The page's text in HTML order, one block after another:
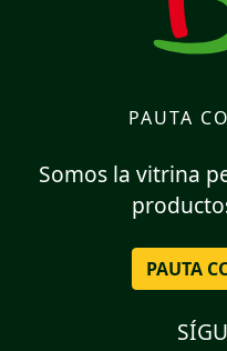
PAUTA
Somos la vitrina
PAUTA